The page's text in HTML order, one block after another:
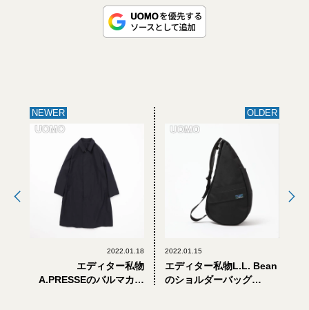
NEWER
2022.01.18
エディター私物
A.PRESSEのバルマカー
OLDER
2022.01.15
エディター私物L.L. Bean
のショルダーバッグ